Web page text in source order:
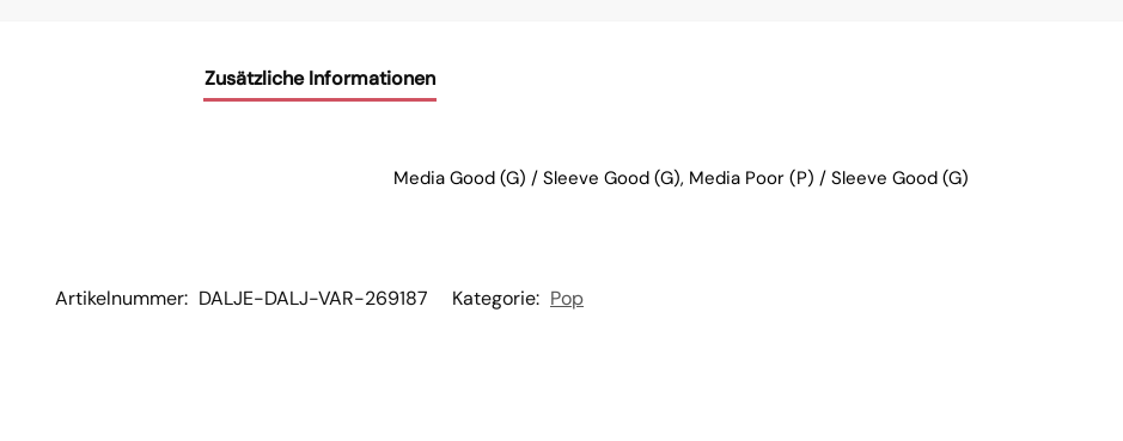
Zusätzliche Informationen
Media Good (G) / Sleeve Good (G), Media Poor (P) / Sleeve Good (G)
Artikelnummer: DALJE-DALJ-VAR-269187 Kategorie: Pop